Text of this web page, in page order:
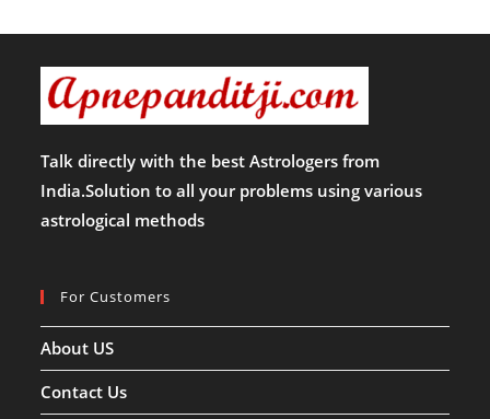
कब
जाने
कौन
है
माँ
विधि
और
कथा!!
Talk directly with the best Astrologers from
India.Solution to all your problems using various
astrological methods
For Customers
About US
Contact Us